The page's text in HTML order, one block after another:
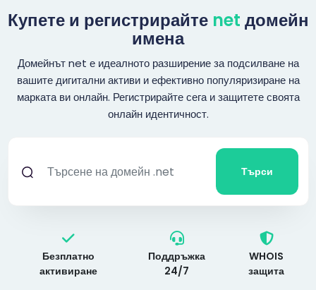
Купете и регистрирайте net домейн
имена
Домейнът net е идеалното разширение за подсилване на
вашите дигитални активи и ефективно популяризиране на
марката ви онлайн. Регистрирайте сега и защитете своята
онлайн идентичност.
Търси
Безплатно
активиране
Поддръжка
24/7
WHOIS
защита